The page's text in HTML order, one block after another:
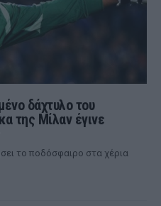
δάχτυλο του
της Μίλαν έγινε
το ποδόσφαιρο στα χέρια